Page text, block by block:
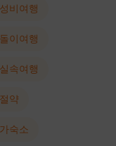
비여행
이여행
속여행
약
숙소